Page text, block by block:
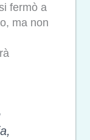
fermò a
ma non